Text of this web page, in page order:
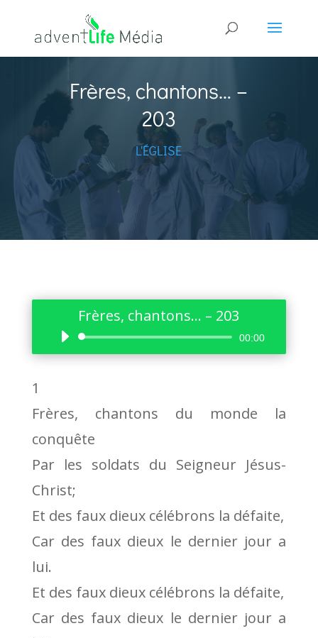
Frères, chantons… –
203
L'ÉGLISE
Frères, chantons… – 203
Lecteur
audio
00:00
1
Frères, chantons du monde la
conquête
Par les soldats du Seigneur Jésus-
Christ;
Et des faux dieux célébrons la défaite,
Car des faux dieux le dernier jour a
lui.
Et des faux dieux célébrons la défaite,
Car des faux dieux le dernier jour a